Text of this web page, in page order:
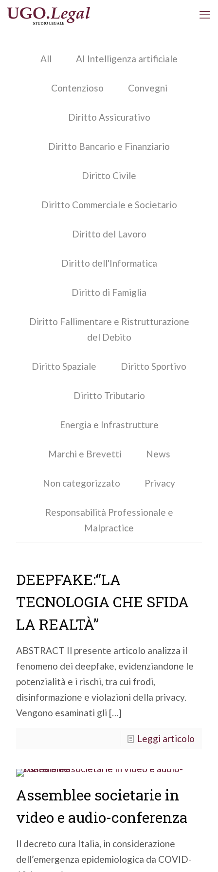
All AI Intelligenza artificiale
Contenzioso Convegni
Diritto Assicurativo
Diritto Bancario e Finanziario
Diritto Civile
Diritto Commerciale e Societario
Diritto del Lavoro
Diritto dell'Informatica
Diritto di Famiglia
Diritto Fallimentare e Ristrutturazione
del Debito
Diritto Spaziale Diritto Sportivo
Diritto Tributario
Energia e Infrastrutture
Marchi e Brevetti News
Non categorizzato Privacy
Responsabilità Professionale e
Malpractice
DEEPFAKE:“LA
TECNOLOGIA CHE SFIDA
LA REALTÀ”
ABSTRACT Il presente articolo analizza il
fenomeno dei deepfake, evidenziandone le
potenzialità e i rischi, tra cui frodi,
disinformazione e violazioni della privacy.
Vengono esaminati gli […]
Leggi articolo
Assemblee societarie in
video e audio-conferenza
Il decreto cura Italia, in considerazione
dell’emergenza epidemiologica da COVID-